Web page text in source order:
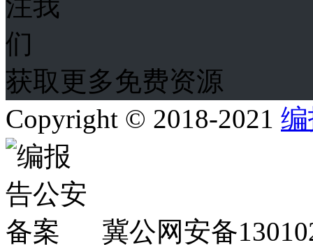
获取更多免费资源
Copyright © 2018-2021
冀公网安备